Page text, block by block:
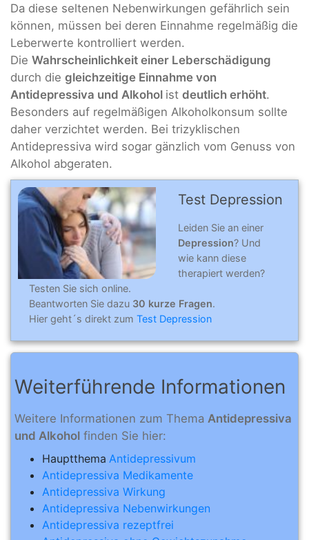
Da diese seltenen Nebenwirkungen gefährlich sein
können, müssen bei deren Einnahme regelmäßig die
Leberwerte kontrolliert werden.
Die Wahrscheinlichkeit einer Leberschädigung
durch die gleichzeitige Einnahme von
Antidepressiva und Alkohol ist deutlich erhöht.
Besonders auf regelmäßigen Alkoholkonsum sollte
daher verzichtet werden. Bei trizyklischen
Antidepressiva wird sogar gänzlich vom Genuss von
Alkohol abgeraten.
Test Depression
Leiden Sie an einer
Depression? Und
wie kann diese
therapiert werden?
Testen Sie sich online.
Beantworten Sie dazu 30 kurze Fragen.
Hier geht´s direkt zum Test Depression
Weiterführende Informationen
Weitere Informationen zum Thema Antidepressiva
und Alkohol finden Sie hier:
Hauptthema Antidepressivum
Antidepressiva Medikamente
Antidepressiva Wirkung
Antidepressiva Nebenwirkungen
Antidepressiva rezeptfrei